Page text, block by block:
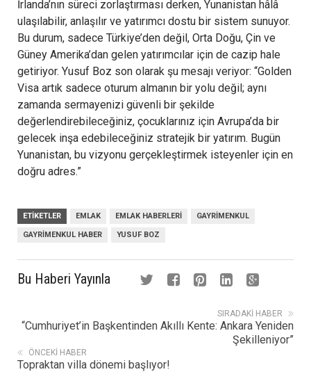
İrlanda’nın süreci zorlaştırması derken, Yunanistan hâlâ
ulaşılabilir, anlaşılır ve yatırımcı dostu bir sistem sunuyor.
Bu durum, sadece Türkiye’den değil, Orta Doğu, Çin ve
Güney Amerika’dan gelen yatırımcılar için de cazip hale
getiriyor. Yusuf Boz son olarak şu mesajı veriyor: “Golden
Visa artık sadece oturum almanın bir yolu değil; aynı
zamanda sermayenizi güvenli bir şekilde
değerlendirebileceğiniz, çocuklarınız için Avrupa’da bir
gelecek inşa edebileceğiniz stratejik bir yatırım. Bugün
Yunanistan, bu vizyonu gerçekleştirmek isteyenler için en
doğru adres.”
ETIKETLER EMLAK EMLAK HABERLERI GAYRIMENKUL
GAYRIMENKUL HABER YUSUF BOZ
Bu Haberi Yayınla
SIRADAKI HABER
“Cumhuriyet’in Başkentinden Akıllı Kente: Ankara Yeniden
Şekilleniyor”
ÖNCEKI HABER
Topraktan villa dönemi başlıyor!